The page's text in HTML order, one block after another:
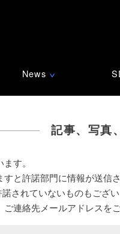
News ∨
記事、写真
す。
と許諾部門に情報が送信
されていないものもござ
ご連絡先メールアドレスを